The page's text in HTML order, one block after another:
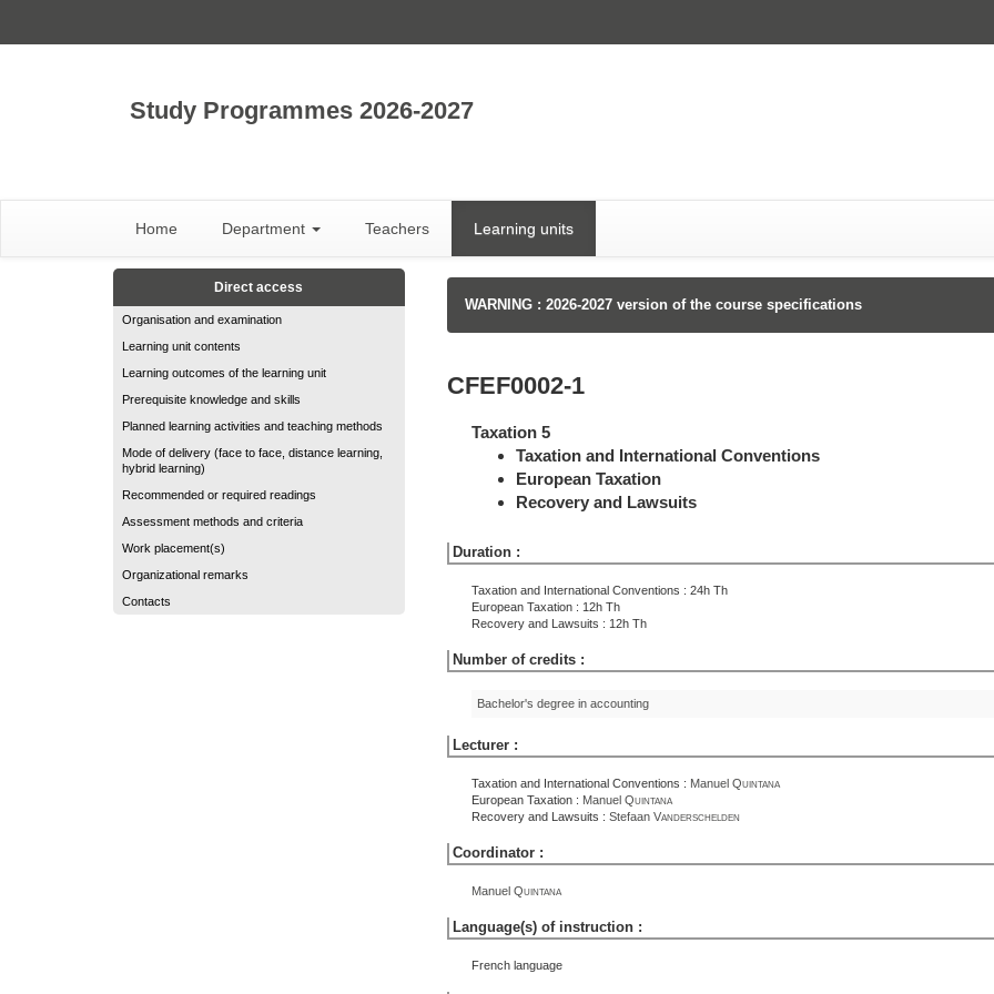
Study Programmes 2026-2027
Home Department Teachers Learning units
Direct access
Organisation and examination
Learning unit contents
Learning outcomes of the learning unit
Prerequisite knowledge and skills
Planned learning activities and teaching methods
Mode of delivery (face to face, distance learning,
hybrid learning)
Recommended or required readings
Assessment methods and criteria
Work placement(s)
Organizational remarks
Contacts
WARNING : 2026-2027 version of the course specifications
CFEF0002-1
Taxation 5
Taxation and International Conventions
European Taxation
Recovery and Lawsuits
Duration :
Taxation and International Conventions : 24h Th
European Taxation : 12h Th
Recovery and Lawsuits : 12h Th
Number of credits :
Bachelor's degree in accounting
Lecturer :
Taxation and International Conventions : Manuel Quintana
European Taxation : Manuel Quintana
Recovery and Lawsuits : Stefaan Vanderschelden
Coordinator :
Manuel Quintana
Language(s) of instruction :
French language